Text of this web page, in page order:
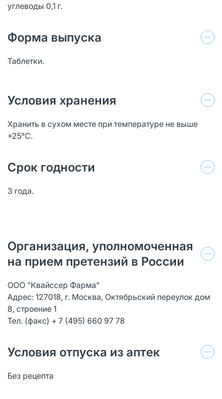
углеводы 0,1 г.
Форма выпуска
Таблетки.
Условия хранения
Хранить в сухом месте при температуре не выше
+25°С.
Срок годности
3 года.
Организация, уполномоченная
на прием претензий в России
ООО "Квайссер Фарма"
Адрес: 127018, г. Москва, Октябрьский переулок дом
8, строение 1
Тел. (факс) + 7 (495) 660 97 78
Условия отпуска из аптек
Без рецепта